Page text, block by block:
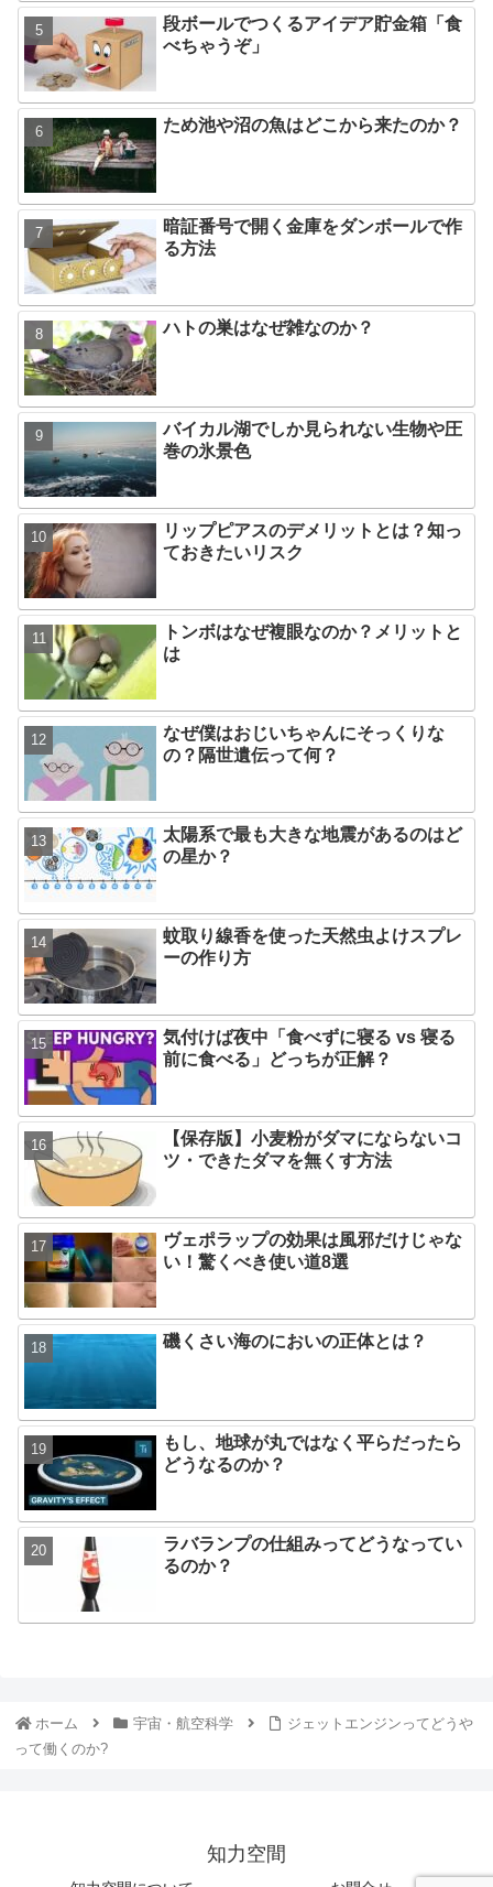
段ボールでつくるアイデア貯金箱「食
べちゃうぞ」
ため池や沼の魚はどこから来たのか？
暗証番号で開く金庫をダンボールで作
る方法
ハトの巣はなぜ雑なのか？
バイカル湖でしか見られない生物や圧
巻の氷景色
リップピアスのデメリットとは？知っ
ておきたいリスク
トンボはなぜ複眼なのか？メリットと
は
なぜ僕はおじいちゃんにそっくりな
の？隔世遺伝って何？
太陽系で最も大きな地震があるのはど
の星か？
蚊取り線香を使った天然虫よけスプレ
ーの作り方
気付けば夜中「食べずに寝る vs 寝る
前に食べる」どっちが正解？
【保存版】小麦粉がダマにならないコ
ツ・できたダマを無くす方法
ヴェポラップの効果は風邪だけじゃな
い！驚くべき使い道8選
磯くさい海のにおいの正体とは？
もし、地球が丸ではなく平らだったら
どうなるのか？
ラバランプの仕組みってどうなってい
るのか？
ホーム 宇宙・航空科学
ジェットエンジンってどうや
って働くのか?
知力空間